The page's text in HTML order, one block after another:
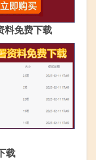
料免费下载
载